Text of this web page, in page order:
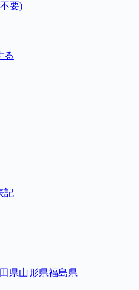
要)
る
記
県山形県福島県